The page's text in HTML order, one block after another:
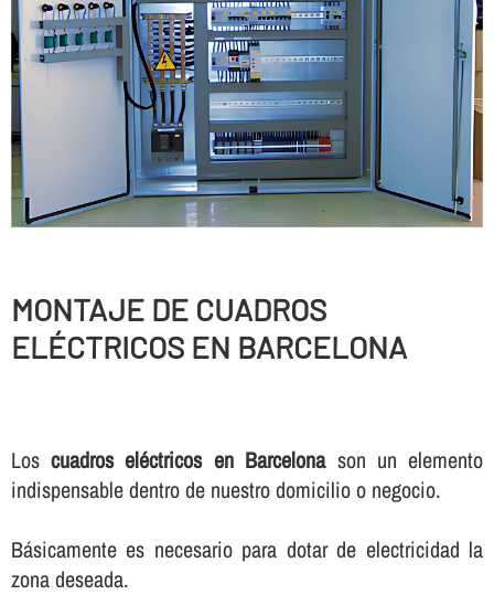
MONTAJE DE CUADROS
ELÉCTRICOS EN BARCELONA
Loscuadros eléctricos en Barcelonason un elemento
indispensable dentro de nuestro domicilio o negocio.
Básicamente es necesario para dotar de electricidad la
zona deseada.